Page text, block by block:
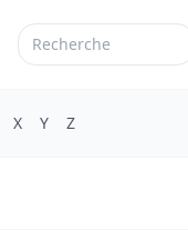
X Y Z